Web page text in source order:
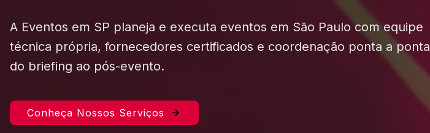
A Eventos em SP planeja e executa eventos em São Paulo com equipe
técnica própria, fornecedores certificados e coordenação ponta a ponta
do briefing ao pós-evento.
Conheça Nossos Serviços